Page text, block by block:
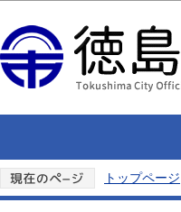
トップページ